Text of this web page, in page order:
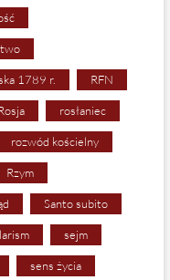
1789 r. RFN
rosłaniec
rozwód kościelny
Rzym
Santo subito
sejm
sens życia